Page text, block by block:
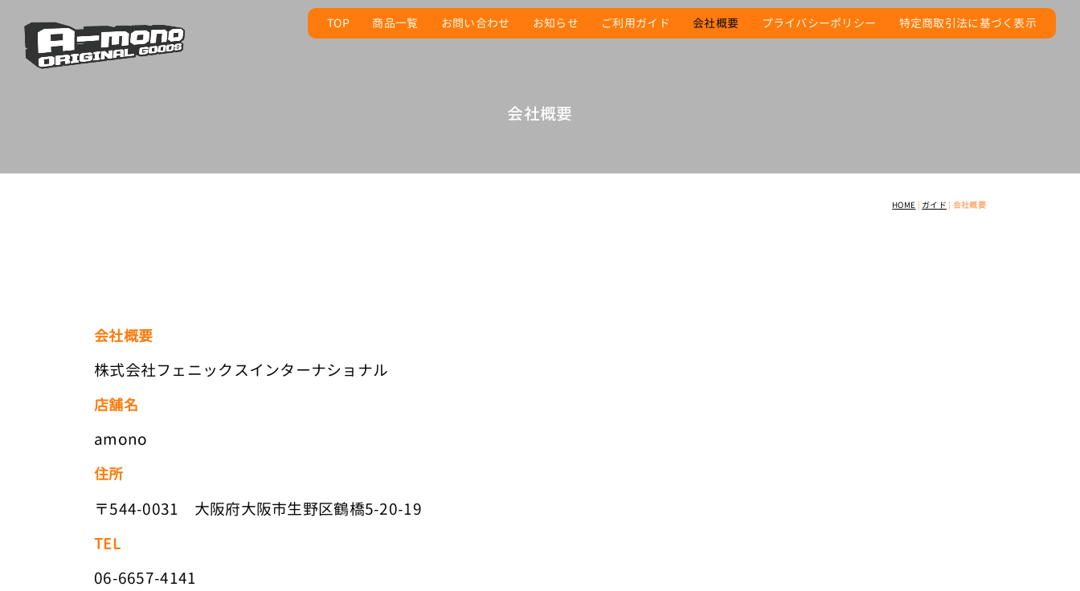
TOP 商品一覧 お問い合わせ お知らせ ご利用ガイド 会社概要 プライバシーポリシー 特定商取引法に基づく表示
会社概要
HOME | ガイド | 会社概要
会社概要
株式会社フェニックスインターナショナル
店舗名
amono
住所
〒544-0031 大阪府大阪市生野区鶴橋5-20-19
TEL
06-6657-4141